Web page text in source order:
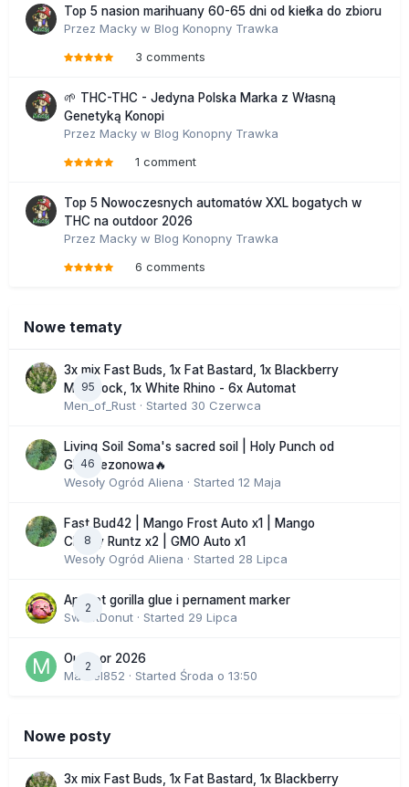
Top 5 nasion marihuany 60-65 dni od kiełka do zbioru
Przez Macky w Blog Konopny Trawka
3 comments
🌱 THC-THC - Jedyna Polska Marka z Własną
Genetyką Konopi
Przez Macky w Blog Konopny Trawka
1 comment
Top 5 Nowoczesnych automatów XXL bogatych w
THC na outdoor 2026
Przez Macky w Blog Konopny Trawka
6 comments
Nowe tematy
95
3x mix Fast Buds, 1x Fat Bastard, 1x Blackberry
Moonrock, 1x White Rhino - 6x Automat
Men_of_Rust · Started 30 Czerwca
46
Living Soil Soma's sacred soil | Holy Punch od
GHS sezonowa🔥
Wesoły Ogród Aliena · Started 12 Maja
8
Fast Bud42 | Mango Frost Auto x1 | Mango
Cherry Runtz x2 | GMO Auto x1
Wesoły Ogród Aliena · Started 28 Lipca
2
Apricot gorilla glue i pernament marker
SweetDonut · Started 29 Lipca
2
Outdoor 2026
Marcel852 · Started Środa o 13:50
Nowe posty
3x mix Fast Buds, 1x Fat Bastard, 1x Blackberry